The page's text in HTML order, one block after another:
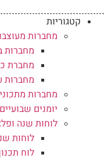
קטגוריות
מחברות
מחברות
מחברת
מחברות
מחברות
יומנים
לוחות שנה
לוחות
לוח